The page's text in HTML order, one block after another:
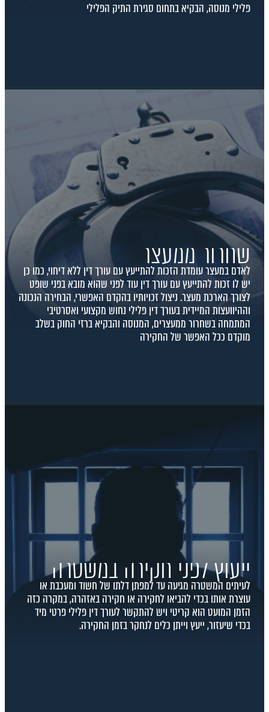
פלילי מנוסה, הבקיא בתחום סגירת התיק הפלילי
שחרור ממעצר
לאדם במעצר עומדת הזכות להתייעץ עם עורך דין ללא דיחוי, כמו כן
יש לו זכות להתייעץ עם עורך דין עוד לפני שהוא מובא בפני שופט
לצורך הארכת מעצר. ניצול זכויותיו בהקדם האפשרי, הבחירה הנכונה
וההיוועצות המיידית בעורך דין פלילי נחוש מקצועי ואסרטיבי
המתמחה בשחרור ממעצרים, המנוסה והבקיא ברזי החוק בשלב
מוקדם ככל האפשר של החקירה
ייעוץ לפני חקירה במשטרה
לעיתים המשטרה מגיעה עד למפתן דלתו של חשוד ומעכבת או
עוצרת אותו בכדי להביאו לחקירה או חקירה באזהרה, במקרה כזה
הזמן המועט הוא קריטי ויש להתקשר לעורך דין פלילי פרטי מיד
בכדי שיעזור, ייעץ וייתן כלים לנחקר בזמן החקירה.